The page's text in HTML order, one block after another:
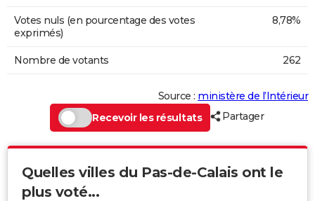
Votes nuls (en pourcentage des votes
exprimés)
8,78%
Nombre de votants 262
Source : ministère de l’Intérieur
Recevoir les résultats
Partager
Quelles villes du Pas-de-Calais ont le
plus voté...